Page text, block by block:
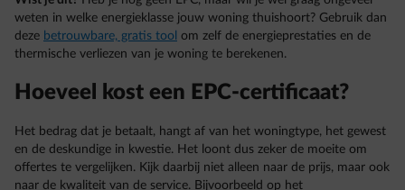
weten in welke energieklasse jouw woning thuishoort? Gebruik dan
deze betrouwbare, gratis tool om zelf de energieprestaties en de
thermische verliezen van je woning te berekenen.
Hoeveel kost een EPC-certificaat?
Het bedrag dat je betaalt, hangt af van het woningtype, het gewest
en de deskundige in kwestie. Het loont dus zeker de moeite om
offertes te vergelijken. Kijk daarbij niet alleen naar de prijs, maar ook
naar de kwaliteit van de service. Bijvoorbeeld op het